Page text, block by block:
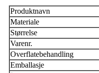
Produktnavn
Materiale
Størrelse
Varenr.
Overflatebehandling
Emballasje